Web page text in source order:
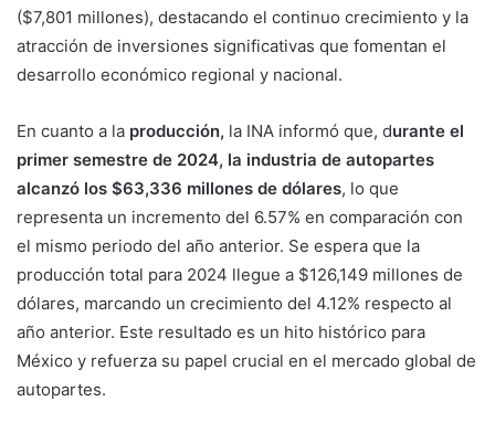
($7,801 millones), destacando el continuo crecimiento y la
atracción de inversiones significativas que fomentan el
desarrollo económico regional y nacional.
En cuanto a la producción, la INA informó que, durante el
primer semestre de 2024, la industria de autopartes
alcanzó los $63,336 millones de dólares, lo que
representa un incremento del 6.57% en comparación con
el mismo periodo del año anterior. Se espera que la
producción total para 2024 llegue a $126,149 millones de
dólares, marcando un crecimiento del 4.12% respecto al
año anterior. Este resultado es un hito histórico para
México y refuerza su papel crucial en el mercado global de
autopartes.